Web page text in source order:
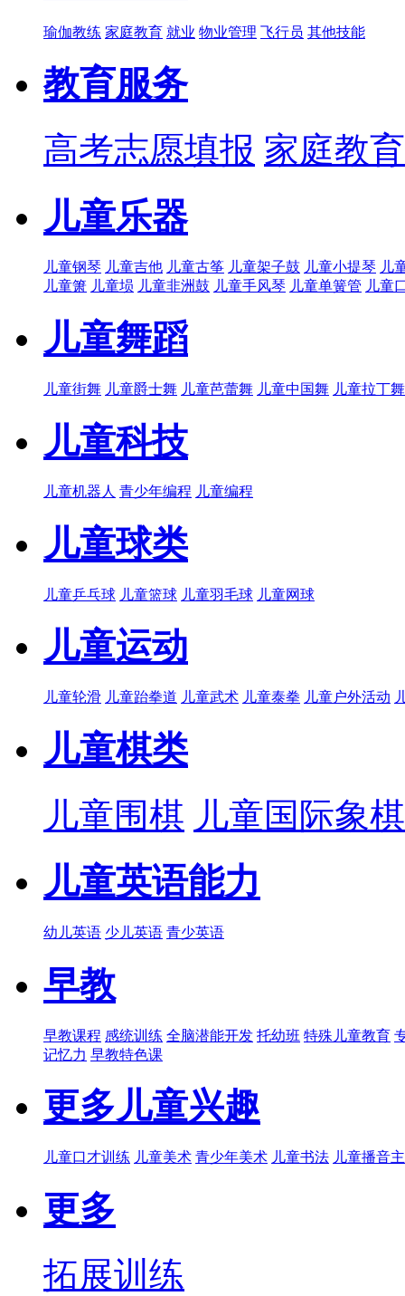
瑜伽教练 家庭教育 就业 物业管理 飞行员 其他技能
教育服务
高考志愿填报 家庭教
儿童乐器
儿童钢琴 儿童吉他 儿童古筝 儿童架子鼓 儿童小提琴 儿
儿童箫 儿童埙 儿童非洲鼓 儿童手风琴 儿童单簧管 儿童
儿童舞蹈
儿童街舞 儿童爵士舞 儿童芭蕾舞 儿童中国舞 儿童拉丁舞
儿童科技
儿童机器人 青少年编程 儿童编程
儿童球类
儿童乒乓球 儿童篮球 儿童羽毛球 儿童网球
儿童运动
儿童轮滑 儿童跆拳道 儿童武术 儿童泰拳 儿童户外活动
儿童棋类
儿童围棋 儿童国际象棋
儿童英语能力
幼儿英语 少儿英语 青少英语
早教
早教课程 感统训练 全脑潜能开发 托幼班 特殊儿童教育
记忆力 早教特色课
更多儿童兴趣
儿童口才训练 儿童美术 青少年美术 儿童书法 儿童播音
更多
拓展训练